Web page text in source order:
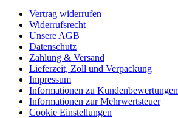
Vertrag widerrufen
Widerrufsrecht
Unsere AGB
Datenschutz
Zahlung & Versand
Lieferzeit, Zoll und Verpackung
Impressum
Informationen zu Kundenbewertungen
Informationen zur Mehrwertsteuer
Cookie Einstellungen